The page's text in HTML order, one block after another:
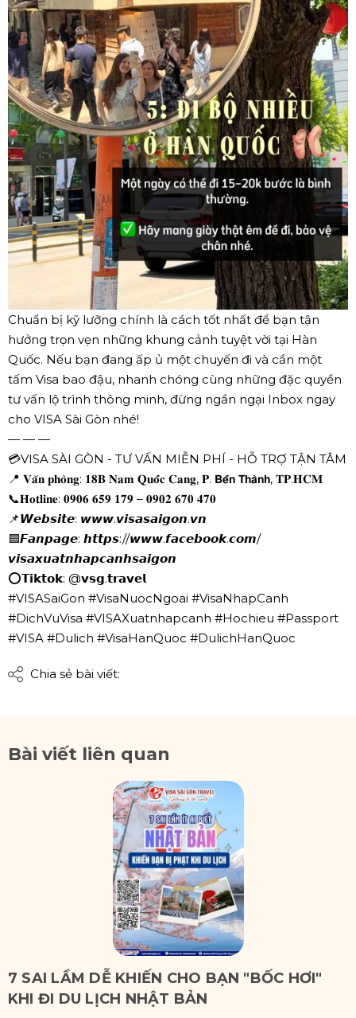
Chuẩn bị kỹ lưỡng chính là cách tốt nhất để bạn tận
hưởng trọn vẹn những khung cảnh tuyệt vời tại Hàn
Quốc. Nếu bạn đang ấp ủ một chuyến đi và cần một
tấm Visa bao đậu, nhanh chóng cùng những đặc quyền
tư vấn lộ trình thông minh, đừng ngần ngại Inbox ngay
cho VISA Sài Gòn nhé!
— — —
💳VISA SÀI GÒN - TƯ VẤN MIỄN PHÍ - HỖ TRỢ TẬN TÂM
📍 𝐕𝐚̆𝐧 𝐩𝐡𝐨̀𝐧𝐠: 𝟏𝟖𝐁 𝐍𝐚𝐦 𝐐𝐮𝐨̂́𝐜 𝐂𝐚𝐧𝐠, 𝐏. 𝗕𝗲̂́𝗻 𝗧𝗵𝗮̀𝗻𝗵, 𝐓𝐏.𝐇𝐂𝐌
📞𝐇𝐨𝐭𝐥𝐢𝐧𝐞: 𝟎𝟗𝟎𝟔 𝟔𝟓𝟗 𝟏𝟕𝟗 – 𝟎𝟗𝟎𝟐 𝟔𝟕𝟎 𝟒𝟕𝟎
📌𝙒𝙚𝙗𝙨𝙞𝙩𝙚: 𝙬𝙬𝙬.𝙫𝙞𝙨𝙖𝙨𝙖𝙞𝙜𝙤𝙣.𝙫𝙣
🟦𝙁𝙖𝙣𝙥𝙖𝙜𝙚: 𝙝𝙩𝙩𝙥𝙨://𝙬𝙬𝙬.𝙛𝙖𝙘𝙚𝙗𝙤𝙤𝙠.𝙘𝙤𝙢/
𝙫𝙞𝙨𝙖𝙭𝙪𝙖𝙩𝙣𝙝𝙖𝙥𝙘𝙖𝙣𝙝𝙨𝙖𝙞𝙜𝙤𝙣
⭕𝗧𝗶𝗸𝘁𝗼𝗸: @𝘃𝘀𝗴.𝘁𝗿𝗮𝘃𝗲𝗹
#VISASaiGon #VisaNuocNgoai #VisaNhapCanh
#DichVuVisa #VISAXuatnhapcanh #Hochieu #Passport
#VISA #Dulich #VisaHanQuoc #DulichHanQuoc
Chia sẻ bài viết:
Bài viết liên quan
7 SAI LẦM DỄ KHIẾN CHO BẠN "BỐC HƠI"
KHI ĐI DU LỊCH NHẬT BẢN